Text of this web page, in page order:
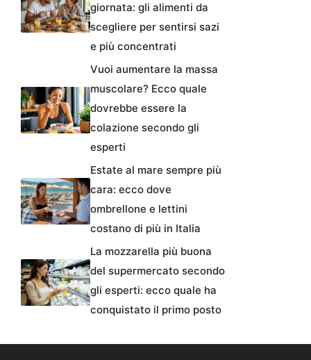
giornata: gli alimenti da
scegliere per sentirsi sazi
e più concentrati
Vuoi aumentare la massa
muscolare? Ecco quale
dovrebbe essere la
colazione secondo gli
esperti
Estate al mare sempre più
cara: ecco dove
ombrellone e lettini
costano di più in Italia
La mozzarella più buona
del supermercato secondo
gli esperti: ecco quale ha
conquistato il primo posto